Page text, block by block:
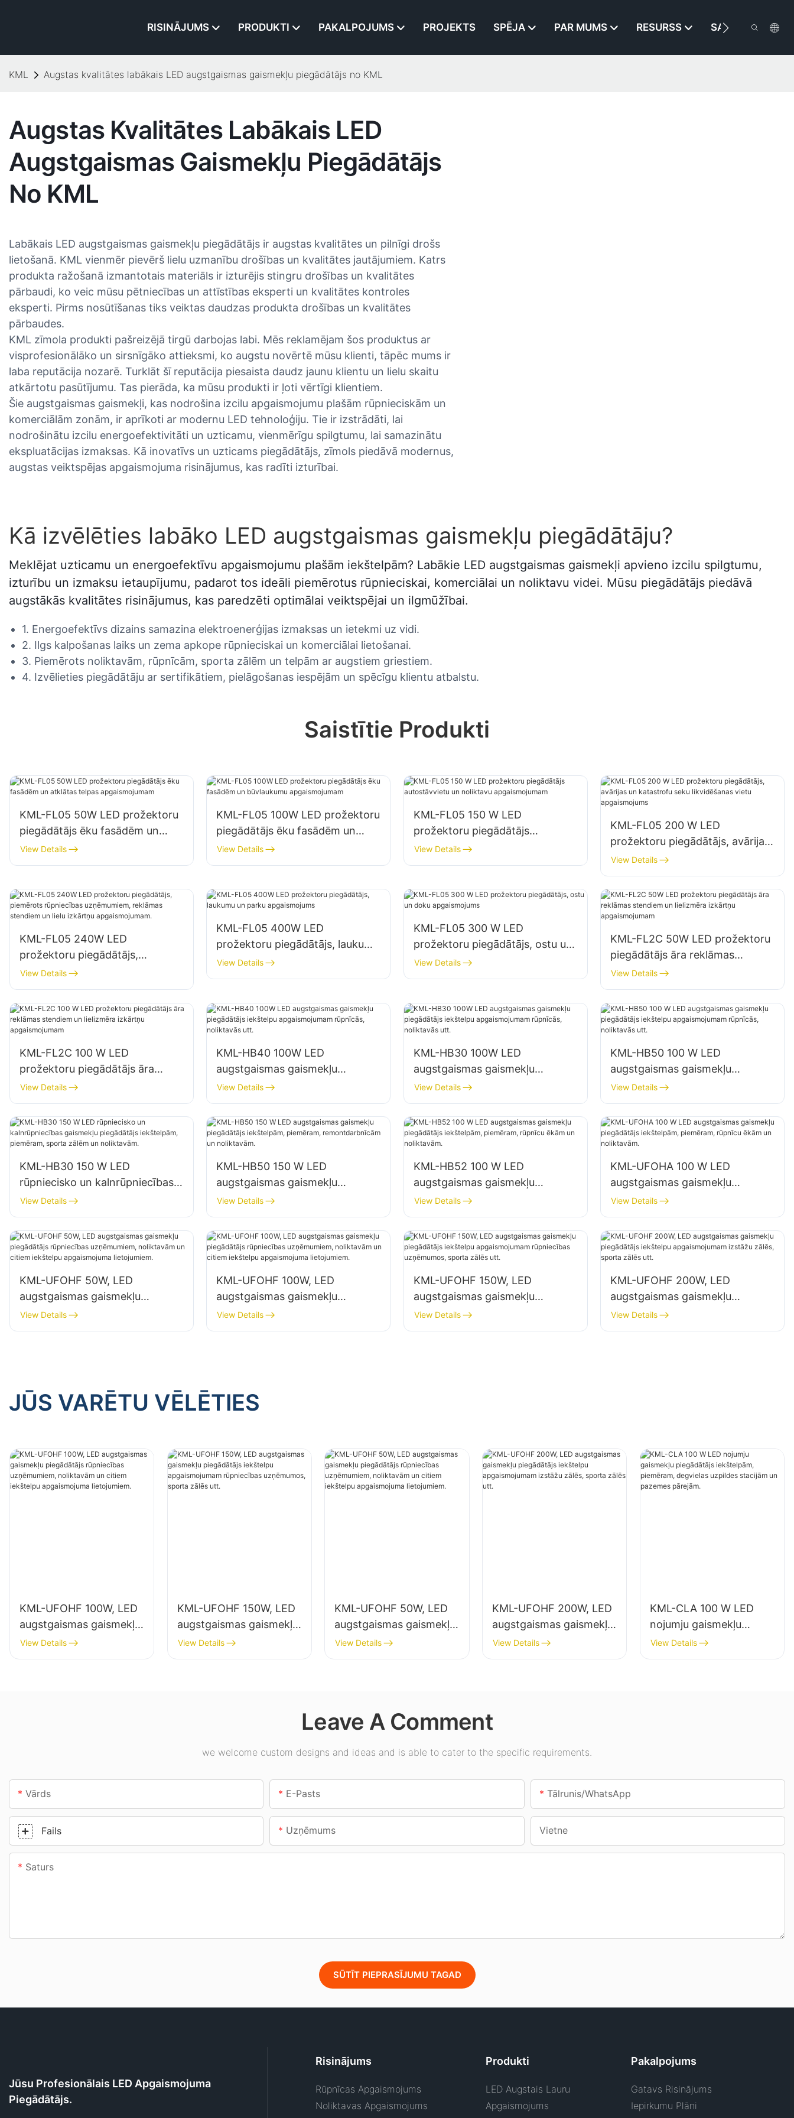
RISINĀJUMS PRODUKTI PAKALPOJUMS PROJEKTS SPĒJA PAR MUMS RESURSS SAZINIETIES AR
KML Augstas kvalitātes labākais LED augstgaismas gaismekļu piegādātājs no KML
Augstas Kvalitātes Labākais LED
Augstgaismas Gaismekļu Piegādātājs
No KML
Labākais LED augstgaismas gaismekļu piegādātājs ir augstas kvalitātes un pilnīgi drošs
lietošanā. KML vienmēr pievērš lielu uzmanību drošības un kvalitātes jautājumiem. Katrs
produkta ražošanā izmantotais materiāls ir izturējis stingru drošības un kvalitātes
pārbaudi, ko veic mūsu pētniecības un attīstības eksperti un kvalitātes kontroles
eksperti. Pirms nosūtīšanas tiks veiktas daudzas produkta drošības un kvalitātes
pārbaudes.
KML zīmola produkti pašreizējā tirgū darbojas labi. Mēs reklamējam šos produktus ar
visprofesionālāko un sirsnīgāko attieksmi, ko augstu novērtē mūsu klienti, tāpēc mums ir
laba reputācija nozarē. Turklāt šī reputācija piesaista daudz jaunu klientu un lielu skaitu
atkārtotu pasūtījumu. Tas pierāda, ka mūsu produkti ir ļoti vērtīgi klientiem.
Šie augstgaismas gaismekļi, kas nodrošina izcilu apgaismojumu plašām rūpnieciskām un
komerciālām zonām, ir aprīkoti ar modernu LED tehnoloģiju. Tie ir izstrādāti, lai
nodrošinātu izcilu energoefektivitāti un uzticamu, vienmērīgu spilgtumu, lai samazinātu
ekspluatācijas izmaksas. Kā inovatīvs un uzticams piegādātājs, zīmols piedāvā modernus,
augstas veiktspējas apgaismojuma risinājumus, kas radīti izturībai.
Kā izvēlēties labāko LED augstgaismas gaismekļu piegādātāju?
Meklējat uzticamu un energoefektīvu apgaismojumu plašām iekštelpām? Labākie LED augstgaismas gaismekļi apvieno izcilu spilgtumu,
izturību un izmaksu ietaupījumu, padarot tos ideāli piemērotus rūpnieciskai, komerciālai un noliktavu videi. Mūsu piegādātājs piedāvā
augstākās kvalitātes risinājumus, kas paredzēti optimālai veiktspējai un ilgmūžībai.
1. Energoefektīvs dizains samazina elektroenerģijas izmaksas un ietekmi uz vidi.
2. Ilgs kalpošanas laiks un zema apkope rūpnieciskai un komerciālai lietošanai.
3. Piemērots noliktavām, rūpnīcām, sporta zālēm un telpām ar augstiem griestiem.
4. Izvēlieties piegādātāju ar sertifikātiem, pielāgošanas iespējām un spēcīgu klientu atbalstu.
Saistītie Produkti
KML-FL05 50W LED prožektoru
piegādātājs ēku fasādēm un
atklātas telpas apgaismojumam
View Details
KML-FL05 100W LED prožektoru
piegādātājs ēku fasādēm un
būvlaukumu apgaismojumam
View Details
KML-FL05 150 W LED
prožektoru piegādātājs
autostāvvietu un noliktavu
apgaismojumam
View Details
KML-FL05 200 W LED
prožektoru piegādātājs, avārijas
un katastrofu seku likvidēšanas
vietu apgaismojums
View Details
KML-FL05 240W LED
prožektoru piegādātājs,
piemērots rūpniecības
uzņēmumiem, reklāmas
stendiem un lielu izkārtņu
apgaismojumam.
View Details
KML-FL05 400W LED
prožektoru piegādātājs, laukumu
un parku apgaismojums
View Details
KML-FL05 300 W LED
prožektoru piegādātājs, ostu un
doku apgaismojums
View Details
KML-FL2C 50W LED prožektoru
piegādātājs āra reklāmas
stendiem un lielizmēra izkārtņu
apgaismojumam
View Details
KML-FL2C 100 W LED
prožektoru piegādātājs āra
reklāmas stendiem un lielizmēra
izkārtņu apgaismojumam
View Details
KML-HB40 100W LED
augstgaismas gaismekļu
piegādātājs iekštelpu
apgaismojumam rūpnīcās,
noliktavās utt.
View Details
KML-HB30 100W LED
augstgaismas gaismekļu
piegādātājs iekštelpu
apgaismojumam rūpnīcās,
noliktavās utt.
View Details
KML-HB50 100 W LED
augstgaismas gaismekļu
piegādātājs iekštelpu
apgaismojumam rūpnīcās,
noliktavās utt.
View Details
KML-HB30 150 W LED
rūpniecisko un kalnrūpniecības
gaismekļu piegādātājs
iekštelpām, piemēram, sporta
zālēm un noliktavām.
View Details
KML-HB50 150 W LED
augstgaismas gaismekļu
piegādātājs iekštelpām,
piemēram, remontdarbnīcām un
noliktavām.
View Details
KML-HB52 100 W LED
augstgaismas gaismekļu
piegādātājs iekštelpām,
piemēram, rūpnīcu ēkām un
noliktavām.
View Details
KML-UFOHA 100 W LED
augstgaismas gaismekļu
piegādātājs iekštelpām,
piemēram, rūpnīcu ēkām un
noliktavām.
View Details
KML-UFOHF 50W, LED
augstgaismas gaismekļu
piegādātājs rūpniecības
uzņēmumiem, noliktavām un
View Details
KML-UFOHF 100W, LED
augstgaismas gaismekļu
piegādātājs rūpniecības
uzņēmumiem, noliktavām un
View Details
KML-UFOHF 150W, LED
augstgaismas gaismekļu
piegādātājs iekštelpu
apgaismojumam rūpniecības
View Details
KML-UFOHF 200W, LED
augstgaismas gaismekļu
piegādātājs iekštelpu
apgaismojumam izstāžu zālēs,
View Details
JŪS VARĒTU VĒLĒTIES
KML-UFOHF 100W, LED
augstgaismas gaismekļu
piegādātājs rūpniecības
uzņēmumiem,
View Details
KML-UFOHF 150W, LED
augstgaismas gaismekļu
piegādātājs iekštelpu
apgaismojumam
View Details
KML-UFOHF 50W, LED
augstgaismas gaismekļu
piegādātājs rūpniecības
uzņēmumiem,
View Details
KML-UFOHF 200W, LED
augstgaismas gaismekļu
piegādātājs iekštelpu
apgaismojumam izstāžu
View Details
KML-CLA 100 W LED
nojumju gaismekļu
piegādātājs iekštelpām,
piemēram, degvielas
View Details
Leave A Comment
we welcome custom designs and ideas and is able to cater to the specific requirements.
Vārds E-Pasts Tālrunis/WhatsApp
Fails Uzņēmums Vietne
Saturs
SŪTĪT PIEPRASĪJUMU TAGAD
Jūsu Profesionālais LED Apgaismojuma
Piegādātājs.
Risinājums
Rūpnīcas Apgaismojums
Noliktavas Apgaismojums
Produkti
LED Augstais Lauru
Apgaismojums
Pakalpojums
Gatavs Risinājums
Iepirkumu Plāni